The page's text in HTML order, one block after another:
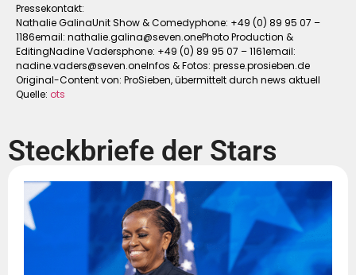
Pressekontakt:
Nathalie GalinaUnit Show & Comedyphone: +49 (0) 89 95 07 –
1186email: nathalie.galina@seven.onePhotoProduction &
EditingNadine Vadersphone: +49 (0) 89 95 07 – 1161email:
nadine.vaders@seven.oneInfos & Fotos: presse.prosieben.de
Original-Content von: ProSieben, übermittelt durch news aktuell
Quelle: ots
Steckbriefe der Stars